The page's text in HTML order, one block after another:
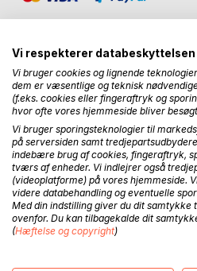
BESKRIVELSE
Tre personer vågner op
lænket fast. Ved siden af er et
Sporene er delvis tilgroet med
blanke, som der jævnligt kører
erindring om, hvordan de er
lænket dem fast. De kan intet
tid. Der er ingen andre
Vi respekterer databeskyttelsen
Vi bruger cookies og lignende
dem er væsentlige og teknisk
(f.eks. cookies eller fingeraftryk og
hvor ofte vores hjemmeside bliver
Vi bruger sporingsteknologier til
på serversiden samt
indebære brug af cookies, fingeraftryk,
tværs af enheder. Vi indlejrer også
(videoplatforme) på vores hjemmeside.
videre databehandling og eventuelle
Med din indstilling giver du dit samtykke
ovenfor. Du kan tilbagekalde dit
(Hæftelse og copyright)